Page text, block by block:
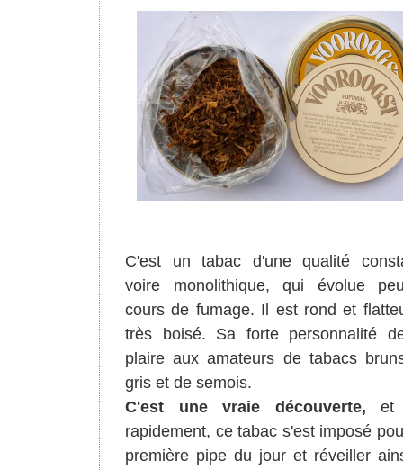
C'est un tabac d'une qualité
voire monolithique, qui évolue
cours de fumage. Il est rond et
très boisé. Sa forte personnalité
plaire aux amateurs de tabacs
gris et de semois.
C'est une vraie découverte, et
rapidement, ce tabac s'est imposé
première pipe du jour et réveiller